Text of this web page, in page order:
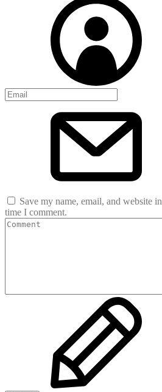
Save my name, email, and website
time I comment.